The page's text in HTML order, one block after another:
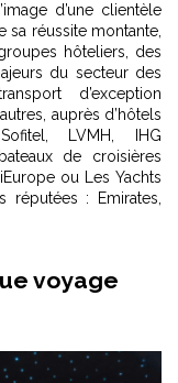
d’une clientèle
sa réussite montante,
hôteliers, des
du secteur des
d’exception
auprès d’hôtels
LVMH, IHG
de croisières
ou Les Yachts
: Emirates,
voyage